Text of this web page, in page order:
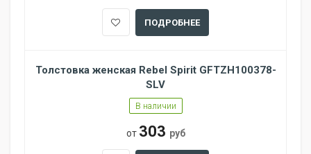
ПОДРОБНЕЕ
Толстовка женская Rebel Spirit GFTZH100378-
SLV
В наличии
от 303 руб